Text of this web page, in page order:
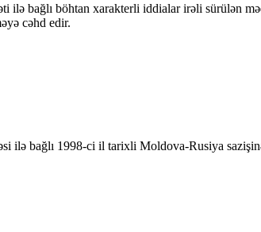
ilə bağlı böhtan xarakterli iddialar irəli sürülən
cəhd edir.
ilə bağlı 1998-ci il tarixli Moldova-Rusiya